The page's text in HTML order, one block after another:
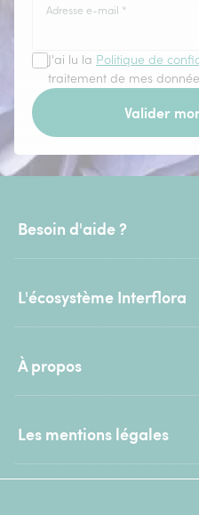
Adresse e-mail *
J'ai lu la Politique de
traitement de mes
Valider
Besoin d'aide ?
L'écosystème Interflora
À propos
Les mentions légales